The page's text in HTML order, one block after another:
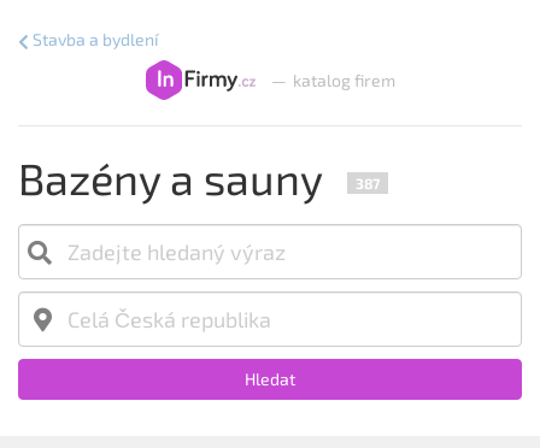
— katalog firem
Stavba a bydlení
Bazény a sauny 387
Hledat